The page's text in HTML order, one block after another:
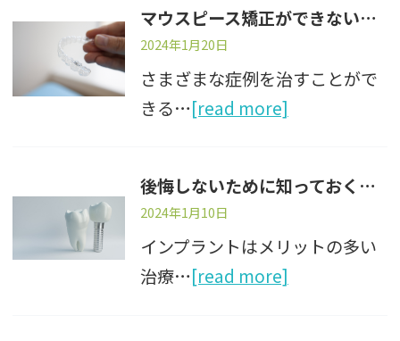
マウスピース矯正ができない症例・歯の状態
2024年1月20日
さまざまな症例を治すことがで
きる…[read more]
後悔しないために知っておくインプラントの注意点
2024年1月10日
インプラントはメリットの多い
治療…[read more]